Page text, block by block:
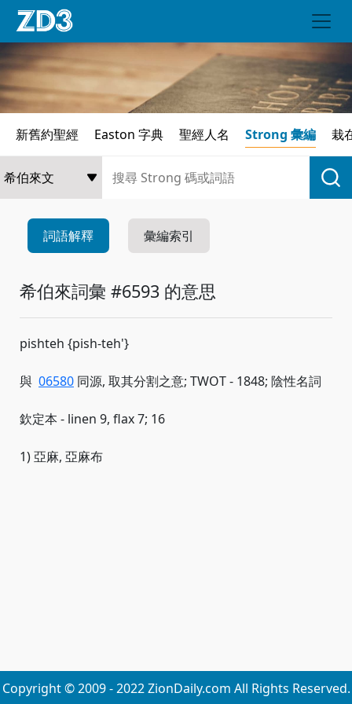
新舊約聖經 Easton 字典 聖經人名 Strong 彙編 栽
詞語解釋 彙編索引
希伯來詞彙 #6593 的意思
pishteh {pish-teh'}
與 06580 同源, 取其分割之意; TWOT - 1848; 陰性名詞
欽定本 - linen 9, flax 7; 16
1) 亞麻, 亞麻布
Copyright © 2009 - 2022 ZionDaily.com All Rights Reserved.